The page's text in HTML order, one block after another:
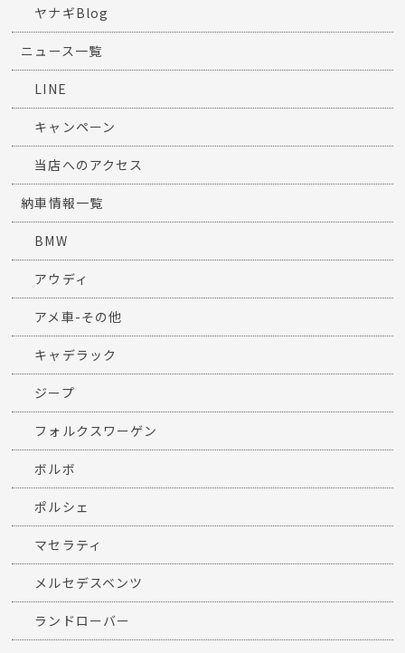
ヤナギBlog
ニュース一覧
LINE
キャンペーン
当店へのアクセス
納車情報一覧
BMW
アウディ
アメ車-その他
キャデラック
ジープ
フォルクスワーゲン
ボルボ
ポルシェ
マセラティ
メルセデスベンツ
ランドローバー